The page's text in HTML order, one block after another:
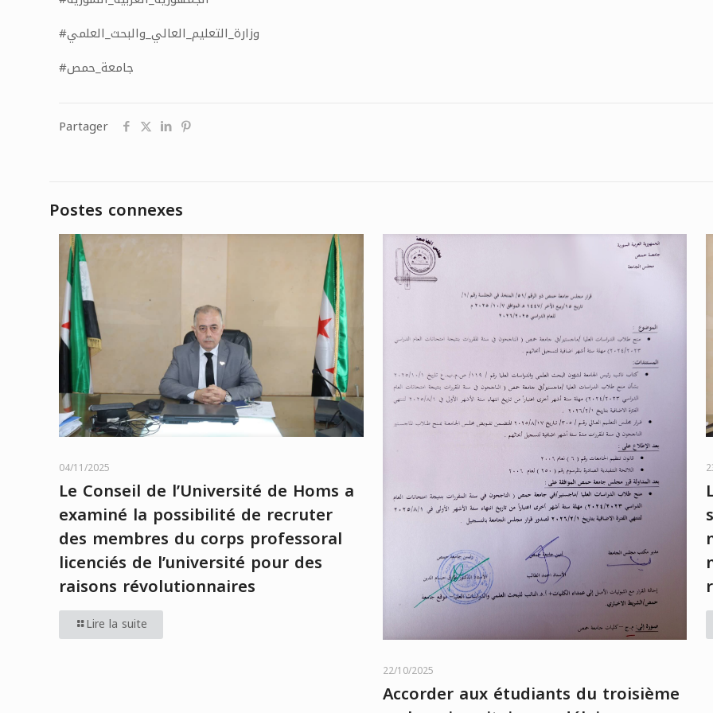
#وزارة_التعليم_العالي_والبحث_العلمي
#جامعة_حمص
Partager
Postes connexes
04/11/2025
Le Conseil de l’Université de Homs a
examiné la possibilité de recruter
des membres du corps professoral
licenciés de l’université pour des
raisons révolutionnaires
Lire la suite
22/10/2025
Accorder aux étudiants du troisième